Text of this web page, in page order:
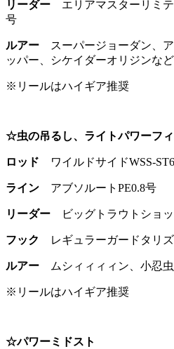
リーダー エリアマスターリミ
号
ルアー スーパージョーダン、
ッパー、シケイダーオリジンなど
※リールはハイギア推奨
☆虫の吊るし、ライトパワーフ
ロッド ワイルドサイドWSS-
ライン アブソルートPE0.8号
リーダー ビッグトラウトショ
フック レギュラーガードタリ
ルアー ムシィィィィン、小忍
※リールはハイギア推奨
☆パワーミドスト